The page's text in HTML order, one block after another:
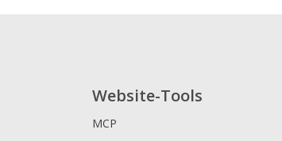
Website-Tools
MCP